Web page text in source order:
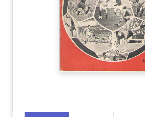
Szótár, nyelvkönyv
Tankönyv, segédkönyv